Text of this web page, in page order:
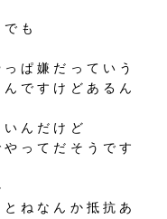
も
ぱ嫌だっていう
ですけどあるん
んだけど
ってだそうです
ねなんか抵抗あ